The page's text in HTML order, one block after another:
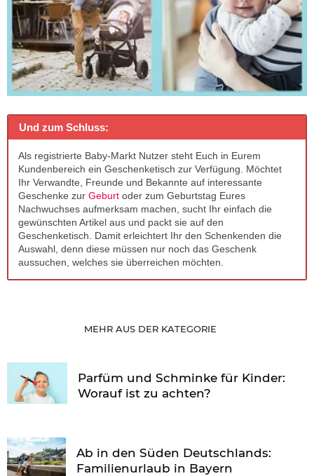
Und zum Schluss:
Als registrierte Baby-Markt Nutzer steht Euch in Eurem
Kundenbereich ein Geschenketisch zur Verfügung. Möchtet
Ihr Verwandte, Freunde und Bekannte auf interessante
Geschenke zur Geburt oder zum Geburtstag Eures
Nachwuchses aufmerksam machen, sucht Ihr einfach die
gewünschten Artikel aus und packt sie auf den
Geschenketisch. Damit erleichtert Ihr den Schenkenden die
Auswahl, denn diese müssen nur noch das Geschenk
aussuchen, welches sie überreichen möchten.
MEHR AUS DER KATEGORIE
Parfüm und Schminke für Kinder:
Worauf ist zu achten?
Ab in den Süden Deutschlands:
Familienurlaub in Bayern